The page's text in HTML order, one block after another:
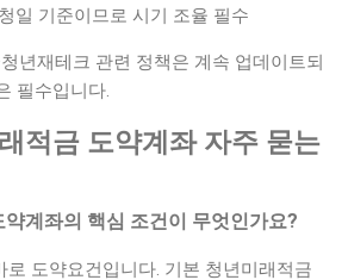
일 기준이므로 시기 조율 필수
청년재테크 관련 정책은 계속 업데이트되
필수입니다.
적금 도약계좌 자주 묻는
계좌의 핵심 조건이 무엇인가요?
로 도약요건입니다. 기본 청년미래적금